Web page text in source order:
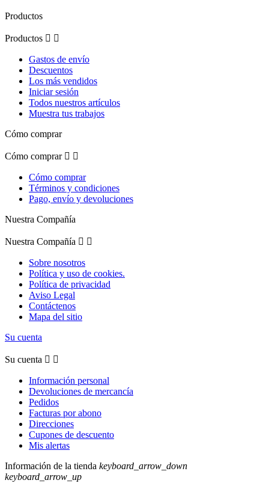
Productos
Productos  
Gastos de envío
Descuentos
Los más vendidos
Iniciar sesión
Todos nuestros artículos
Muestra tus trabajos
Cómo comprar
Cómo comprar  
Cómo comprar
Términos y condiciones
Pago, envío y devoluciones
Nuestra Compañía
Nuestra Compañía  
Sobre nosotros
Política y uso de cookies.
Política de privacidad
Aviso Legal
Contáctenos
Mapa del sitio
Su cuenta
Su cuenta  
Información personal
Devoluciones de mercancía
Pedidos
Facturas por abono
Direcciones
Cupones de descuento
Mis alertas
Información de la tienda keyboard_arrow_down
keyboard_arrow_up